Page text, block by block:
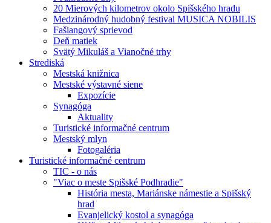
20 Mierových kilometrov okolo Spišského hradu
Medzinárodný hudobný festival MUSICA NOBILIS
Fašiangový sprievod
Deň matiek
Svätý Mikuláš a Vianočné trhy
Strediská
Mestská knižnica
Mestské výstavné siene
Expozície
Synagóga
Aktuality
Turistické informačné centrum
Mestský mlyn
Fotogaléria
Turistické informačné centrum
TIC - o nás
"Viac o meste Spišské Podhradie"
História mesta, Mariánske námestie a Spišský
hrad
Evanjelický kostol a synagóga